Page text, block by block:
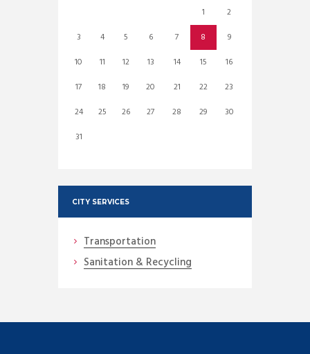
1
2
3
4 5 6 7 8
9
10
11 12 13 14 15
16
17
18 19 20 21 22
23
24
25 26 27 28 29
30
31
CITY SERVICES
Transportation
Sanitation & Recycling